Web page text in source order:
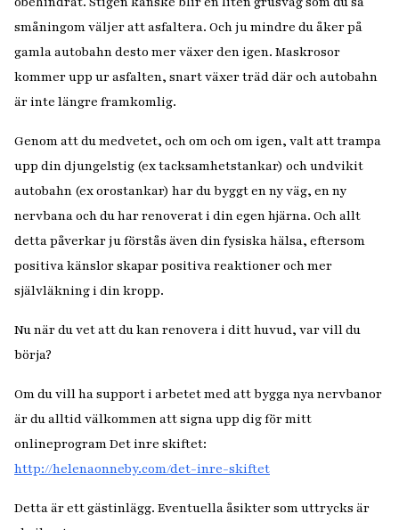
småningom väljer att asfaltera. Och ju mindre du åker på
gamla autobahn desto mer växer den igen. Maskrosor
kommer upp ur asfalten, snart växer träd där och autobahn
är inte längre framkomlig.
Genom att du medvetet, och om och om igen, valt att trampa
upp din djungelstig (ex tacksamhetstankar) och undvikit
autobahn (ex orostankar) har du byggt en ny väg, en ny
nervbana och du har renoverat i din egen hjärna. Och allt
detta påverkar ju förstås även din fysiska hälsa, eftersom
positiva känslor skapar positiva reaktioner och mer
självläkning i din kropp.
Nu när du vet att du kan renovera i ditt huvud, var vill du
börja?
Om du vill ha support i arbetet med att bygga nya nervbanor
är du alltid välkommen att signa upp dig för mitt
onlineprogram Det inre skiftet:
http://helenaonneby.com/det-inre-skiftet
Detta är ett gästinlägg. Eventuella åsikter som uttrycks är